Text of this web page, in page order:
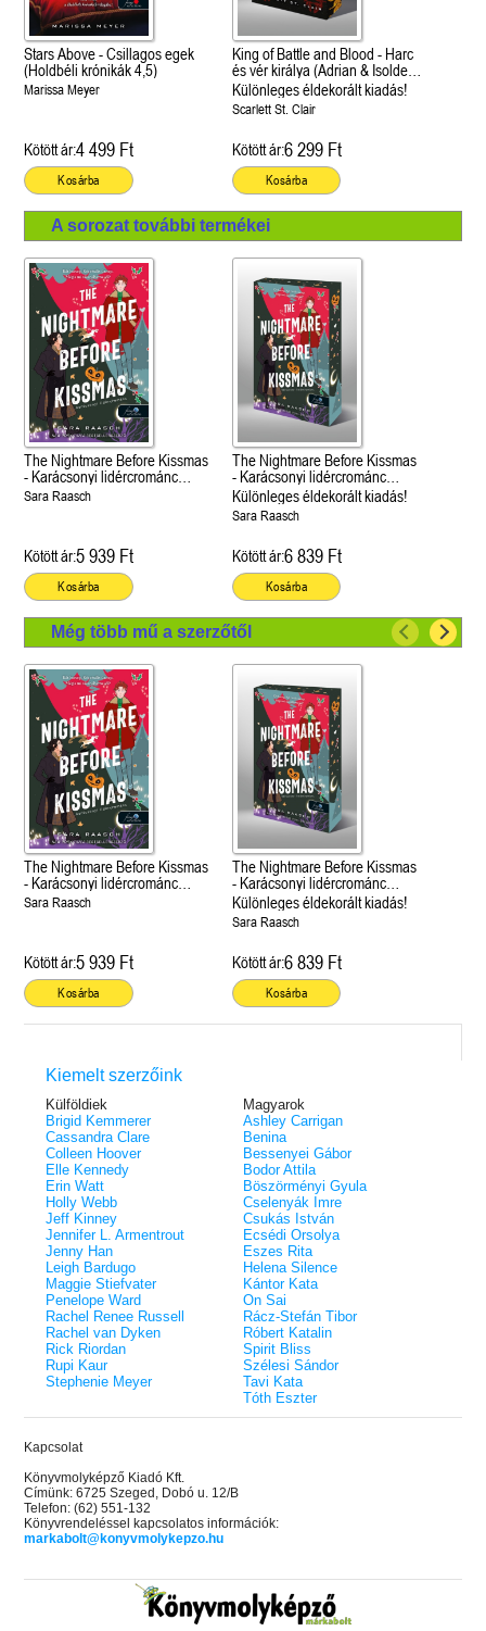
Stars Above - Csillagos egek
(Holdbéli krónikák 4,5)
Marissa Meyer
Kötött ár:4 499 Ft
Kosárba
King of Battle and Blood - Harc
és vér királya (Adrian & Isolde
1.)
Különleges éldekorált kiadás!
Scarlett St. Clair
Kötött ár:6 299 Ft
Kosárba
A sorozat további termékei
The Nightmare Before Kissmas
- Karácsonyi lidércrománc
(Felségek és szerelmeik 1.)
Sara Raasch
Kötött ár:5 939 Ft
Kosárba
The Nightmare Before Kissmas
- Karácsonyi lidércrománc
(Felségek és szerelmeik 1.)
Különleges éldekorált kiadás!
Sara Raasch
Kötött ár:6 839 Ft
Kosárba
Még több mű a szerzőtől
The Nightmare Before Kissmas
- Karácsonyi lidércrománc
(Felségek és szerelmeik 1.)
Sara Raasch
Kötött ár:5 939 Ft
Kosárba
The Nightmare Before Kissmas
- Karácsonyi lidércrománc
(Felségek és szerelmeik 1.)
Különleges éldekorált kiadás!
Sara Raasch
Kötött ár:6 839 Ft
Kosárba
Kiemelt szerzőink
Külföldiek
Brigid Kemmerer
Cassandra Clare
Colleen Hoover
Elle Kennedy
Erin Watt
Holly Webb
Jeff Kinney
Jennifer L. Armentrout
Jenny Han
Leigh Bardugo
Maggie Stiefvater
Penelope Ward
Rachel Renee Russell
Rachel van Dyken
Rick Riordan
Rupi Kaur
Stephenie Meyer
Magyarok
Ashley Carrigan
Benina
Bessenyei Gábor
Bodor Attila
Böszörményi Gyula
Cselenyák Imre
Csukás István
Ecsédi Orsolya
Eszes Rita
Helena Silence
Kántor Kata
On Sai
Rácz-Stefán Tibor
Róbert Katalin
Spirit Bliss
Szélesi Sándor
Tavi Kata
Tóth Eszter
Kapcsolat
Könyvmolyképző Kiadó Kft.
Címünk: 6725 Szeged, Dobó u. 12/B
Telefon: (62) 551-132
Könyvrendeléssel kapcsolatos információk:
markabolt@konyvmolykepzo.hu